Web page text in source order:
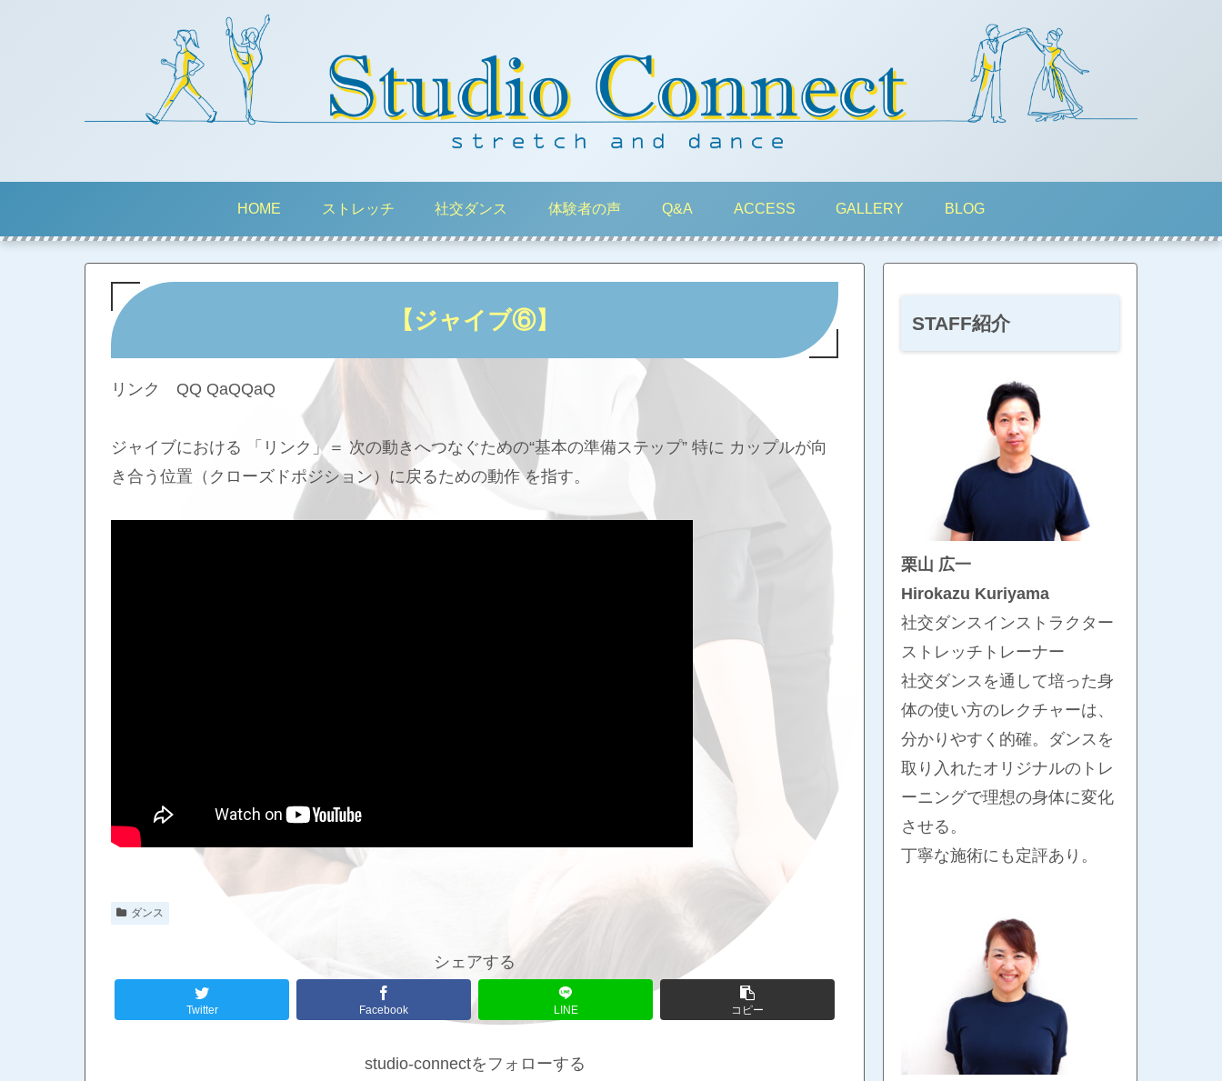
HOME ストレッチ 社交ダンス 体験者の声 Q&A ACCESS GALLERY BLOG
【ジャイブ⑥】
リンク QQ QaQQaQ
ジャイブにおける 「リンク」＝ 次の動きへつなぐための“基本の準備ステップ” 特に カップルが向
き合う位置（クローズドポジション）に戻るための動作 を指す。
ダンス
シェアする
Twitter Facebook LINE コピー
studio-connectをフォローする
STAFF紹介
栗山 広一
Hirokazu Kuriyama
社交ダンスインストラクター
ストレッチトレーナー
社交ダンスを通して培った身
体の使い方のレクチャーは、
分かりやすく的確。ダンスを
取り入れたオリジナルのトレ
ーニングで理想の身体に変化
させる。
丁寧な施術にも定評あり。